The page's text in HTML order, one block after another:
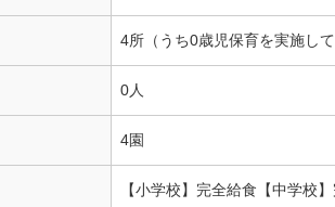
4所（うち0歳児保育を実施し
0人
4園
【小学校】完全給食【中学校